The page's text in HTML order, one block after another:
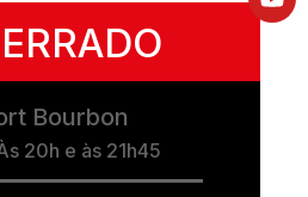
Bourbon
20h e às 21h45